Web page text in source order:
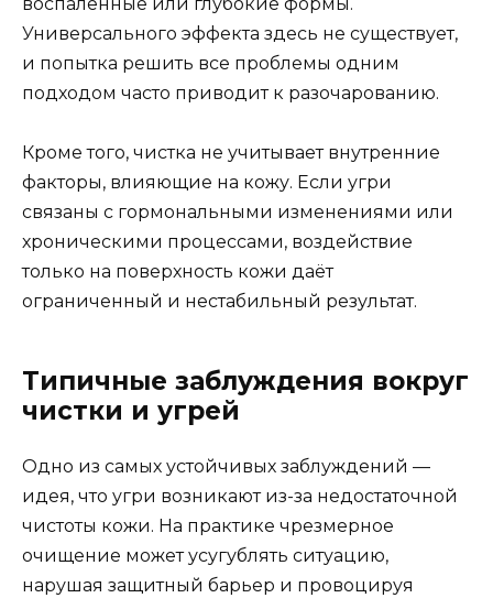
Универсального эффекта здесь не существует,
и попытка решить все проблемы одним
подходом часто приводит к разочарованию.
Кроме того, чистка не учитывает внутренние
факторы, влияющие на кожу. Если угри
связаны с гормональными изменениями или
хроническими процессами, воздействие
только на поверхность кожи даёт
ограниченный и нестабильный результат.
Типичные заблуждения вокруг
чистки и угрей
Одно из самых устойчивых заблуждений —
идея, что угри возникают из-за недостаточной
чистоты кожи. На практике чрезмерное
очищение может усугублять ситуацию,
нарушая защитный барьер и провоцируя